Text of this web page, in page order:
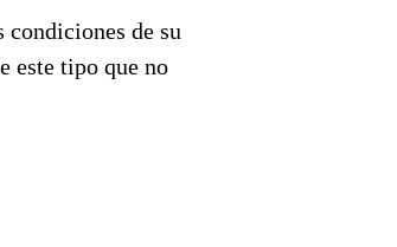
condiciones de su
este tipo que no